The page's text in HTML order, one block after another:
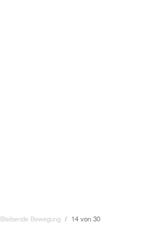
Bleibende Bewegung/ 14 von 30